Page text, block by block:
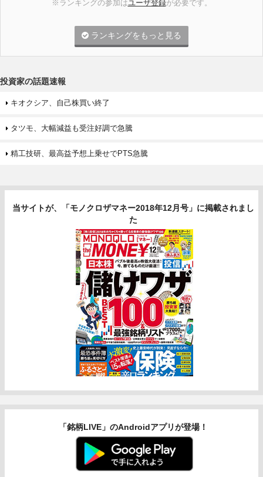
※ランキングの参加はユーザ登録が必要です。
ランキングをもっと見る
投資家の話題速報
キオクシア、自己株買い終了
タツモ、大幅減益も受注好調で急騰
精工技研、最高益予想上乗せでPTS急騰
当サイトが、「モノクロザマネー2018年12月号」に掲載されまし
た
「銘柄LIVE」のAndroidアプリが登場！